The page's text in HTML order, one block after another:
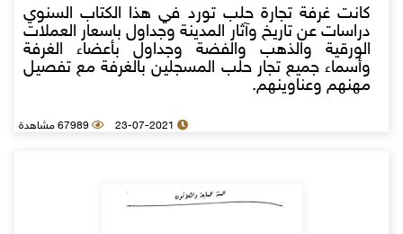
كانت غرفة تجارة حلب تورد في هذا الكتاب السنوي
دراسات عن تاريخ وآثار المدينة وجداول باسعار العملات
الورقية والذهب والفضة وجداول بأعضاء الغرفة
وأسماء جميع تجار حلب المسجلين بالغرفة مع تفصيل
مهنهم وعناوينهم.
23-07-2021 67989 مشاهدة